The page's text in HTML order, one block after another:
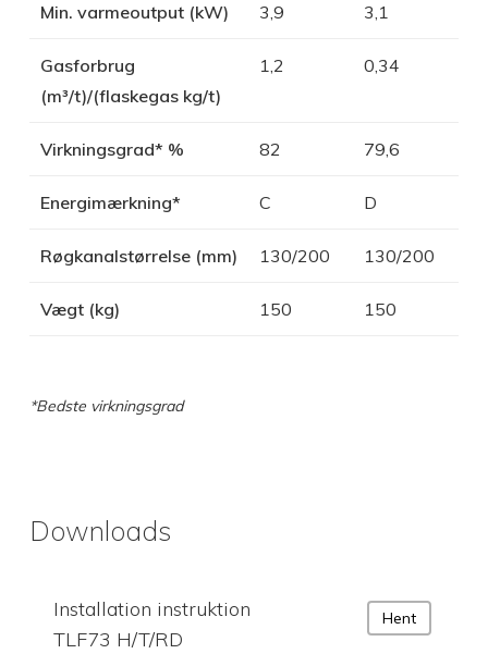
Min. varmeoutput (kW) 3,9 3,1
Gasforbrug
(m³/t)/(flaskegas kg/t)
1,2 0,34
Virkningsgrad* % 82 79,6
Energimærkning* C D
Røgkanalstørrelse (mm) 130/200 130/200
Vægt (kg) 150 150
*Bedste virkningsgrad
Downloads
Installation instruktion
TLF73 H/T/RD
Hent